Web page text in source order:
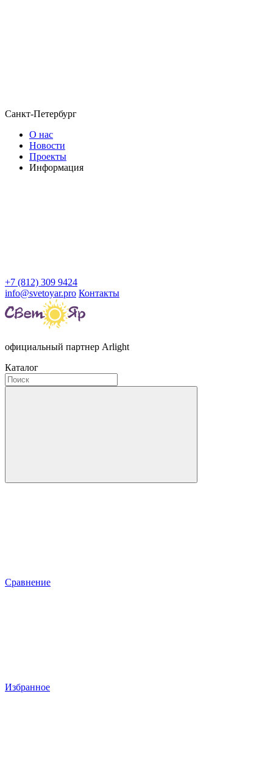
Санкт-Петербург
О нас
Новости
Проекты
Информация
+7 (812) 309 9424
info@svetoyar.pro Контакты
официальный партнер Arlight
Каталог
Сравнение
Избранное